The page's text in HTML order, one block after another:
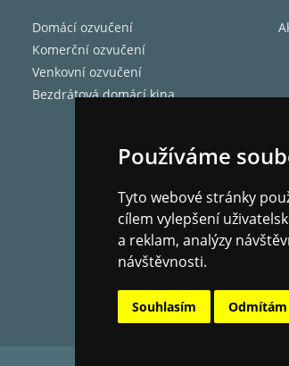
Používáme
Tyto webové stránky
cílem vylepšení
a reklam, analýzy
návštěvnosti.
Souhlasím Odmítám
140 W (3 Ω, přední) / 120 W (4 Ω,
0,08% (20 Hz-20 kHz, polov. výkon)
40 mV (MM, 1 kHz, 0.5%)
10 Hz–100 kHz/+1 dB, -3 dB (Direct
100 W/K (6 Ω, 1 kHz, 1%, 1 kan.řízený, IEC)
100 dB (IHF-A, Line In, Speaker Out) /
4 Ω–16 Ω (A nebo B) / 8 Ω–16 Ω (A + B)
Domácí ozvučení
Komerční ozvučení
Venkovní ozvučení
Bezdrátová domácí kina